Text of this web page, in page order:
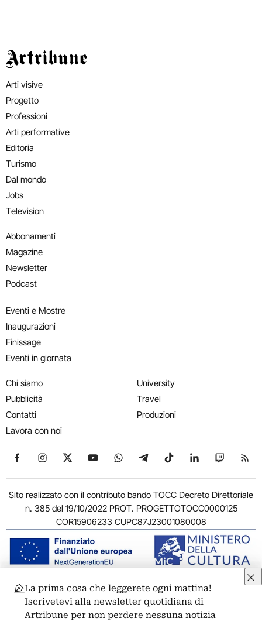
Artribune
Arti visive
Progetto
Professioni
Arti performative
Editoria
Turismo
Dal mondo
Jobs
Television
Abbonamenti
Magazine
Newsletter
Podcast
Eventi e Mostre
Inaugurazioni
Finissage
Eventi in giornata
Chi siamo
Pubblicità
Contatti
Lavora con noi
University
Travel
Produzioni
Seguici su Facebook
Seguici su Instagram
Seguici su X
Seguici su YouTube
Seguici su WhatsApp
Seguici su Telegram
Seguici su TikTok
Seguici su
Seguici
Sito realizzato con il contributo bando TOCC Decreto Direttoriale
n. 385 del 19/10/2022 PROT. PROGETTOTOCC0000125
COR15906233 CUPC87J23001080008
© 2011-2026 ARTRIBUNE srl – Corso Vittorio Emanuele II, 287 –
00186 Roma - P.I. 11381581005
Privacy: Responsabile della protezione dei dati personali
La prima cosa che leggerete ogni mattina!
Iscrivetevi alla newsletter quotidiana di
Artribune per non perdere nessuna notizia